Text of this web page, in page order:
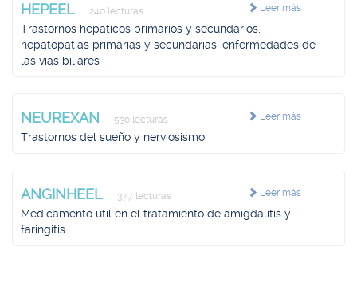
Leer más
HEPEEL 240 lecturas
Trastornos hepáticos primarios y secundarios,
hepatopatías primarias y secundarias, enfermedades de
las vías biliares
Leer más
NEUREXAN 530 lecturas
Trastornos del sueño y nerviosismo
Leer más
ANGINHEEL 377 lecturas
Medicamento útil en el tratamiento de amigdalitis y
faringitis